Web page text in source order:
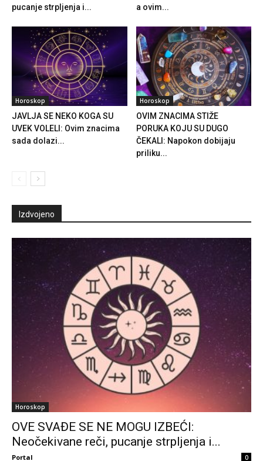
pucanje strpljenja i...
a ovim...
Horoskop
JAVLJA SE NEKO KOGA SU
UVEK VOLELI: Ovim znacima
sada dolazi...
Horoskop
OVIM ZNACIMA STIŽE
PORUKA KOJU SU DUGO
ČEKALI: Napokon dobijaju
priliku...
Izdvojeno
Horoskop
OVE SVAĐE SE NE MOGU IZBEĆI:
Neočekivane reči, pucanje strpljenja i...
Portal 0